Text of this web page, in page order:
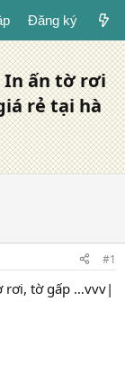
Đăng ký
In ấn tờ rơi
rẻ tại hà
#1
rơi, tờ gấp …vvv|